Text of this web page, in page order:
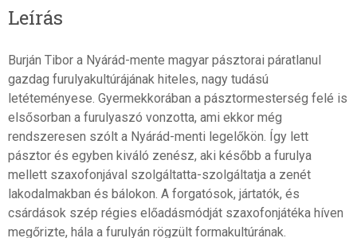
Leírás
Burján Tibor a Nyárád-mente magyar pásztorai páratlanul
gazdag furulyakultúrájának hiteles, nagy tudású
letéteményese. Gyermekkorában a pásztormesterség felé is
elsősorban a furulyaszó vonzotta, ami ekkor még
rendszeresen szólt a Nyárád-menti legelőkön. Így lett
pásztor és egyben kiváló zenész, aki később a furulya
mellett szaxofonjával szolgáltatta-szolgáltatja a zenét
lakodalmakban és bálokon. A forgatósok, jártatók, és
csárdások szép régies előadásmódját szaxofonjátéka híven
megőrizte, hála a furulyán rögzült formakultúrának.